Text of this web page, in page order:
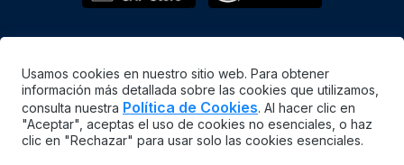
Español
Usamos cookies en nuestro sitio web. Para obtener
información más detallada sobre las cookies que utilizamos,
consulta nuestra Política de Cookies. Al hacer clic en
"Aceptar", aceptas el uso de cookies no esenciales, o haz
clic en "Rechazar" para usar solo las cookies esenciales.